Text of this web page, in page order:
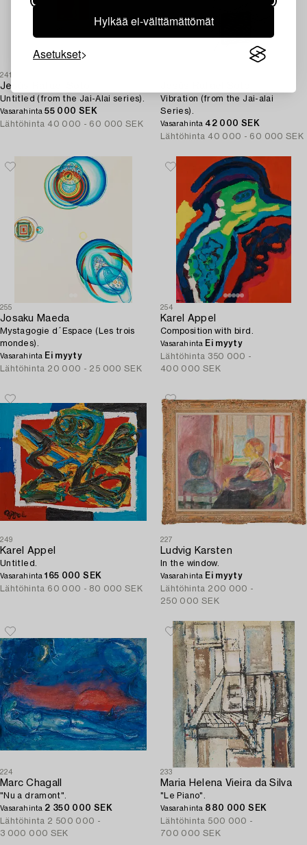
Hylkää ei-välttämättömät
Asetukset
241
Jesús Rafael Soto
Untitled (from the Jai-Alai series).
Vasarahinta55 000 SEK
Lähtöhinta 40 000 - 60 000 SEK
Vibration (from the Jai-alai
Series).
Vasarahinta 42 000 SEK
Lähtöhinta 40 000 - 60 000 SEK
255
Josaku Maeda
Mystagogie d´Espace (Les trois
mondes).
Vasarahinta Ei myyty
Lähtöhinta 20 000 - 25 000 SEK
254
Karel Appel
Composition with bird.
Vasarahinta Ei myyty
Lähtöhinta 350 000 -
400 000 SEK
249
Karel Appel
Untitled.
Vasarahinta165 000 SEK
Lähtöhinta 60 000 - 80 000 SEK
227
Ludvig Karsten
In the window.
Vasarahinta Ei myyty
Lähtöhinta 200 000 -
250 000 SEK
224
Marc Chagall
"Nu a dramont".
Vasarahinta 2 350 000 SEK
Lähtöhinta 2 500 000 -
3 000 000 SEK
233
Maria Helena Vieira da Silva
"Le Piano".
Vasarahinta 880 000 SEK
Lähtöhinta 500 000 -
700 000 SEK